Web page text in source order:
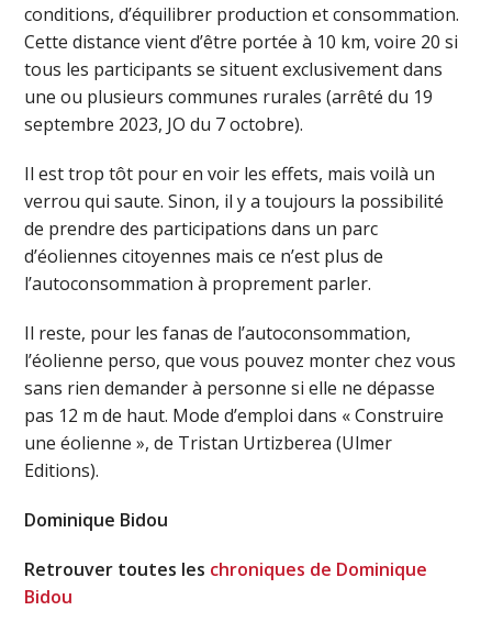
conditions, d’équilibrer production et consommation.
Cette distance vient d’être portée à 10 km, voire 20 si
tous les participants se situent exclusivement dans
une ou plusieurs communes rurales (arrêté du 19
septembre 2023, JO du 7 octobre).
Il est trop tôt pour en voir les effets, mais voilà un
verrou qui saute. Sinon, il y a toujours la possibilité
de prendre des participations dans un parc
d’éoliennes citoyennes mais ce n’est plus de
l’autoconsommation à proprement parler.
Il reste, pour les fanas de l’autoconsommation,
l’éolienne perso, que vous pouvez monter chez vous
sans rien demander à personne si elle ne dépasse
pas 12 m de haut. Mode d’emploi dans « Construire
une éolienne », de Tristan Urtizberea (Ulmer
Editions).
Dominique Bidou
Retrouver toutes les chroniques de Dominique
Bidou